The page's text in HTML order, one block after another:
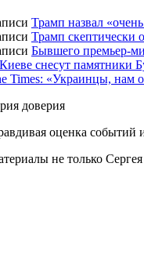
Трамп назвал
Трамп скептически
Бывшего премьер-
снесут памятники
Times: «Украинцы, нам
оценка событий
не только